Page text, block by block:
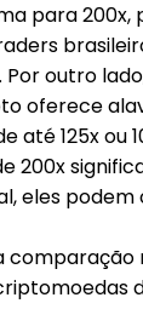
para 200x,
outro
oferece
até 125x ou
200x
eles